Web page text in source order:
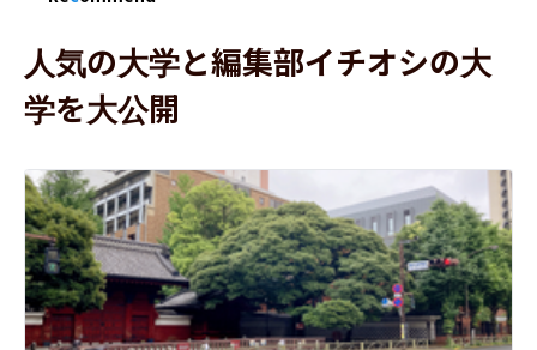
人気の大学と編集部イチオシの大
学を大公開